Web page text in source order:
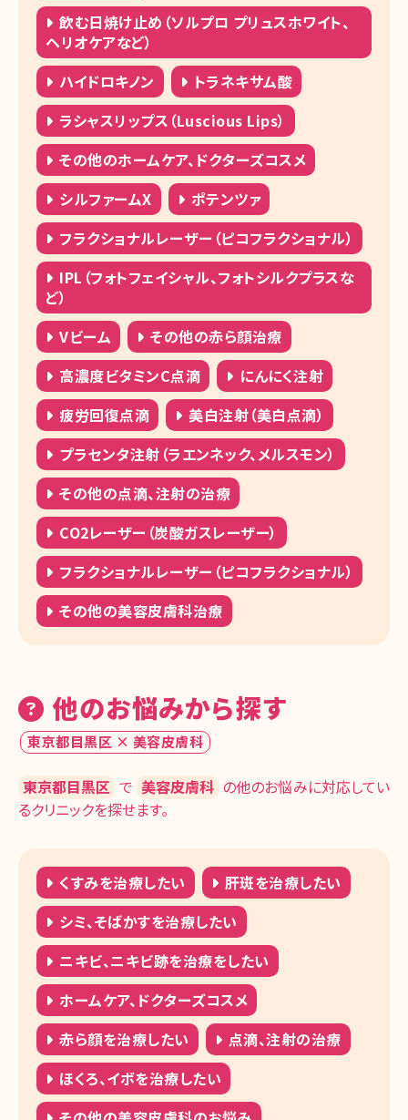
飲む日焼け止め（ソルプロ プリュスホワイト、
ヘリオケアなど）
ハイドロキノン
トラネキサム酸
ラシャスリップス（Luscious Lips）
その他のホームケア、ドクターズコスメ
シルファームX
ポテンツァ
フラクショナルレーザー（ピコフラクショナル）
IPL（フォトフェイシャル、フォトシルクプラスな
ど）
Vビーム
その他の赤ら顔治療
高濃度ビタミンC点滴
にんにく注射
疲労回復点滴
美白注射（美白点滴）
プラセンタ注射（ラエンネック、メルスモン）
その他の点滴、注射の治療
CO2レーザー（炭酸ガスレーザー）
フラクショナルレーザー（ピコフラクショナル）
その他の美容皮膚科治療
他のお悩みから探す
東京都目黒区 × 美容皮膚科
東京都目黒区 で 美容皮膚科 の他のお悩みに対応してい
るクリニックを探せます。
くすみを治療したい
肝斑を治療したい
シミ、そばかすを治療したい
ニキビ、ニキビ跡を治療をしたい
ホームケア、ドクターズコスメ
赤ら顔を治療したい
点滴、注射の治療
ほくろ、イボを治療したい